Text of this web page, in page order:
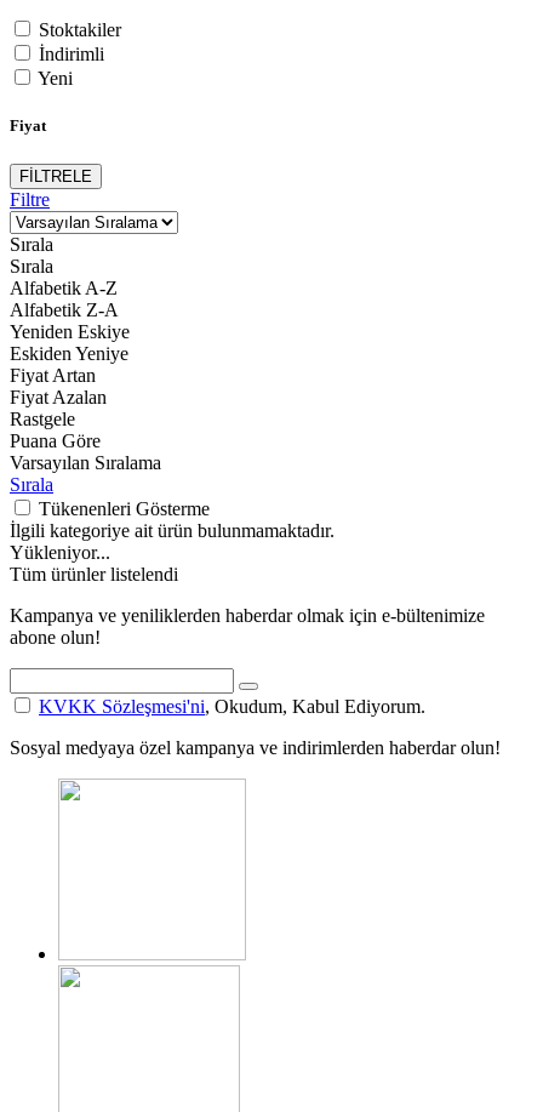
Stoktakiler
İndirimli
Yeni
Fiyat
FİLTRELE
Filtre
Sırala
Sırala
Alfabetik A-Z
Alfabetik Z-A
Yeniden Eskiye
Eskiden Yeniye
Fiyat Artan
Fiyat Azalan
Rastgele
Puana Göre
Varsayılan Sıralama
Sırala
Tükenenleri Gösterme
İlgili kategoriye ait ürün bulunmamaktadır.
Yükleniyor...
Tüm ürünler listelendi
Kampanya ve yeniliklerden haberdar olmak için e-bültenimize
abone olun!
KVKK Sözleşmesi'ni, Okudum, Kabul Ediyorum.
Sosyal medyaya özel kampanya ve indirimlerden haberdar olun!